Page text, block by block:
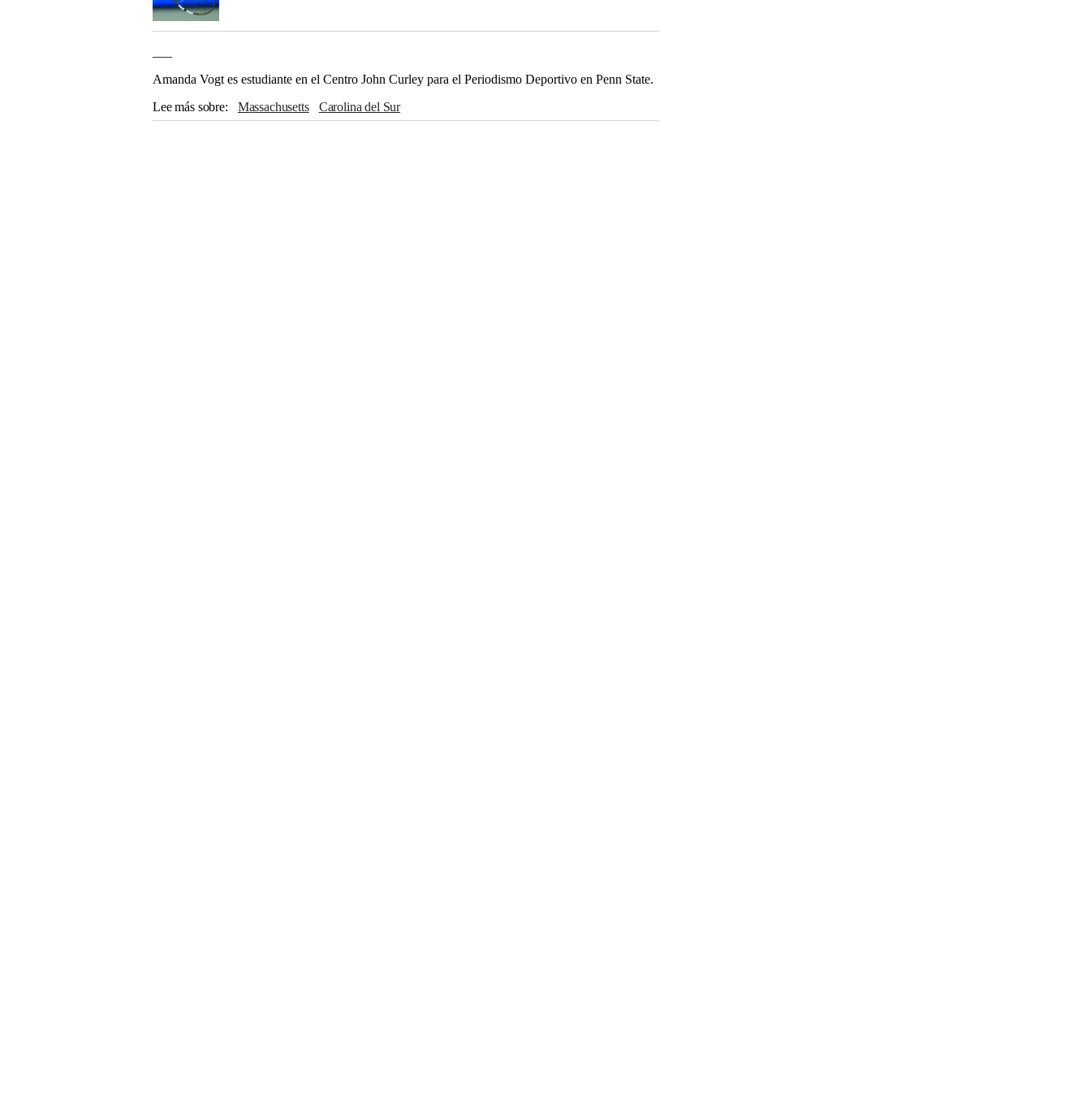
Amanda Vogt es estudiante en el Centro John Curley para el Periodismo Deportivo en Penn State.
Lee más sobre
Massachusetts Carolina del Sur